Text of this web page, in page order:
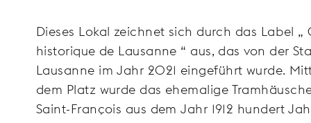
Dieses Lokal zeichnet sich durch das Label „
historique de Lausanne “ aus, das von der
Lausanne im Jahr 2021 eingeführt wurde.
dem Platz wurde das ehemalige
Saint-François aus dem Jahr 1912 hundert